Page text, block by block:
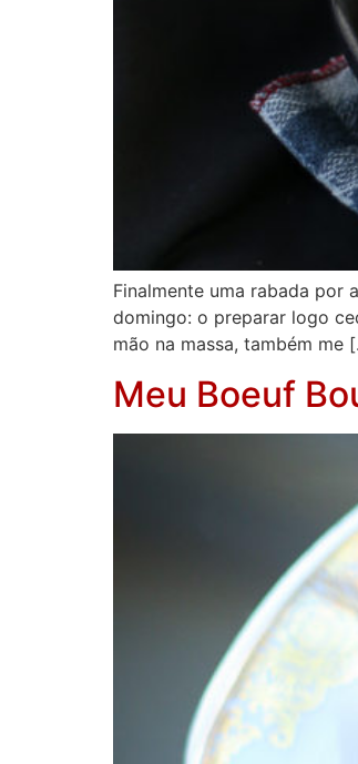
Finalmente uma rabada por
domingo: o preparar logo
mão na massa, também me
Meu Boeuf